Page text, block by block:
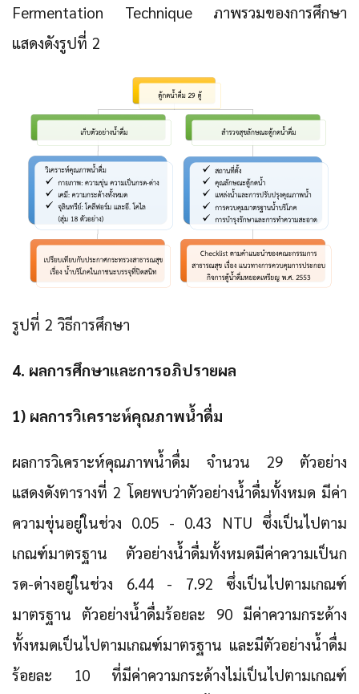
Fermentation Technique ภาพรวมของการศึกษา
แสดงดังรูปที่ 2
รูปที่ 2 วิธีการศึกษา
4. ผลการศึกษาและการอภิปรายผล
1) ผลการวิเคราะห์คุณภาพน้ำดื่ม
ผลการวิเคราะห์คุณภาพน้ำดื่ม จำนวน 29 ตัวอย่าง
แสดงดังตารางที่ 2 โดยพบว่าตัวอย่างน้ำดื่มทั้งหมด มีค่า
ความขุ่นอยู่ในช่วง 0.05 - 0.43 NTU ซึ่งเป็นไปตาม
เกณฑ์มาตรฐาน ตัวอย่างน้ำดื่มทั้งหมดมีค่าความเป็นก
รด-ด่างอยู่ในช่วง 6.44 - 7.92 ซึ่งเป็นไปตามเกณฑ์
มาตรฐาน ตัวอย่างน้ำดื่มร้อยละ 90 มีค่าความกระด้าง
ทั้งหมดเป็นไปตามเกณฑ์มาตรฐาน และมีตัวอย่างน้ำดื่ม
ร้อยละ 10 ที่มีค่าความกระด้างไม่เป็นไปตามเกณฑ์